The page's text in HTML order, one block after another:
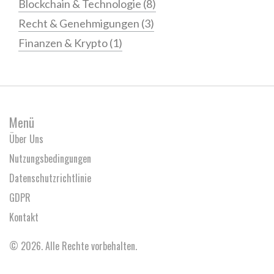
Blockchain & Technologie (8)
Recht & Genehmigungen (3)
Finanzen & Krypto(1)
Menü
Über Uns
Nutzungsbedingungen
Datenschutzrichtlinie
GDPR
Kontakt
© 2026. Alle Rechte vorbehalten.